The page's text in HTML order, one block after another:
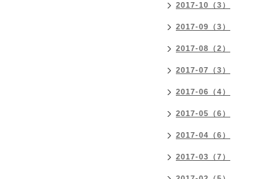
2017-10（3）
2017-09（3）
2017-08（2）
2017-07（3）
2017-06（4）
2017-05（6）
2017-04（6）
2017-03（7）